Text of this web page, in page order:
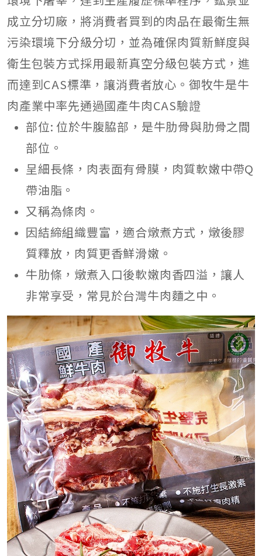
成立分切廠，將消費者買到的肉品在最衛生無
污染環境下分級分切，並為確保肉質新鮮度與
衛生包裝方式採用最新真空分級包裝方式，進
而達到CAS標準，讓消費者放心。御牧牛是牛
肉產業中率先通過國產牛肉CAS驗證
部位: 位於牛腹脇部，是牛肋骨與肋骨之間
部位。
呈細長條，肉表面有骨膜，肉質軟嫩中帶Q
帶油脂。
又稱為條肉。
因結締組織豐富，適合燉煮方式，燉後膠
質釋放，肉質更香鮮滑嫩。
牛肋條，燉煮入口後軟嫩肉香四溢，讓人
非常享受，常見於台灣牛肉麵之中。